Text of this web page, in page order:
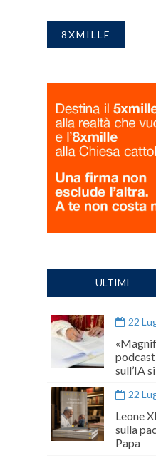
8XMILLE
ULTIMI
22
sull’IA
22
Leone
sulla
Papa